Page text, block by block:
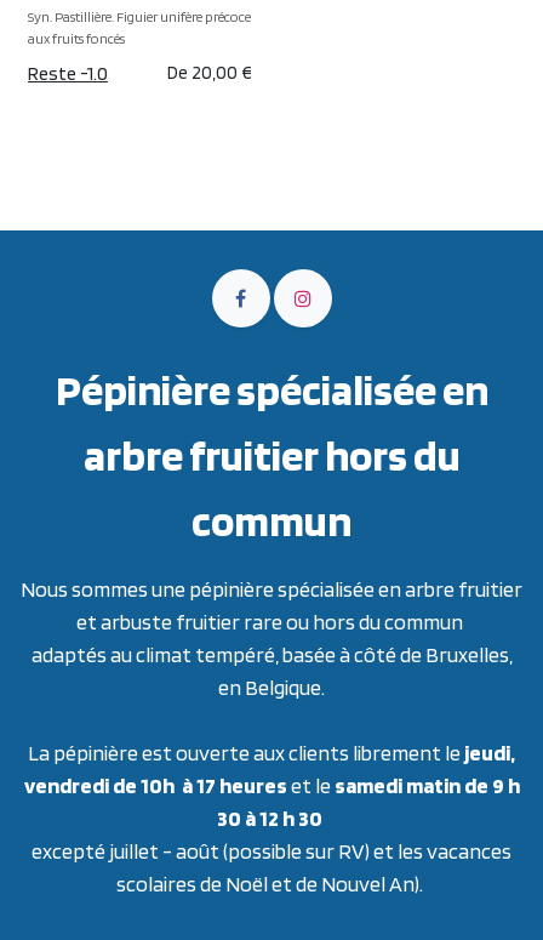
Syn. Pastillière. Figuier unifère précoce
aux fruits foncés
De 20,00 €
Reste -1.0
Pépinière spécialisée en
arbre fruitier hors du
commun
Nous sommes une pépinière spécialisée en arbre fruitier
et arbuste fruitier rare ou hors du commun
adaptés au climat tempéré, basée à côté de Bruxelles,
en Belgique.
La pépinière est ouverte aux clients librement lejeudi,
vendredi de 10h à 17 heureset lesamedi matin de 9 h
30 à 12 h 30
excepté juillet - août (possible sur RV) et les vacances
scolaires de Noël et de Nouvel An).